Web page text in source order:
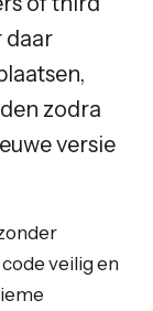
daar
zodra
versie
veilig en